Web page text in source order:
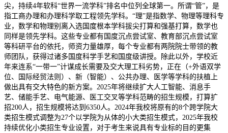
尖，持续4年软科“世界一流学科”排名中位列全球第一。所谓“管”，是
指工商办理和办理科学取工程领先学科。“理”是指数学、物理等理科专
业，数学和物理别离入选国度根本学科拔尖打算和强基打算，数学也
同样是领先学科。这些专业都有国度沉点尝试室、教育部沉点尝试室
等科研平台的依托，师资力量雄厚，每个专业都有两院院士带领的教
师团队，获得过诸多国度科学手艺和国度级讲授。除此以外，学校近
年来连系“一带一”计谋成长需要及交大理工科劣势，正在（+外语双学
位、国际经贸法则）、新（智能）、公共办理、医学等学科的扶植上
做出具有交大特色的新方案。2025年将继续扩大人工智能、消息手
艺、储能手艺、电气能源、医工交叉等学科范畴的招生规模，打算扩
招200人，招生规模将达到6350人。2024年我校将原有的8个跨学院大
类招生模式调整为27个以学院为从体的小大类招生模式，2025年我校
持续优化小类招生专业设置，对于考生来说具有专业标的目的更集